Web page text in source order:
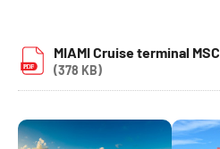
MIAMI Cruise terminal
(378 KB)